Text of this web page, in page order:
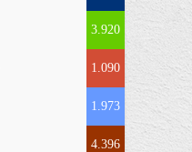
3.920
1.090
1.973
4.396